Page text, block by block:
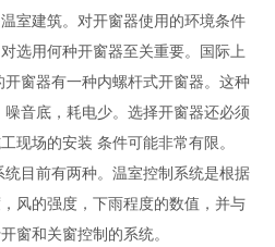
室建筑。对开窗器使用的环境条件
选用何种开窗器至关重要。国际上
窗器有一种内螺杆式开窗器。这种
音底，耗电少。选择开窗器还必须
现场的安装 条件可能非常有限。
前有两种。温室控制系统是根据
风的强度，下雨程度的数值，并与
窗和关窗控制的系统。